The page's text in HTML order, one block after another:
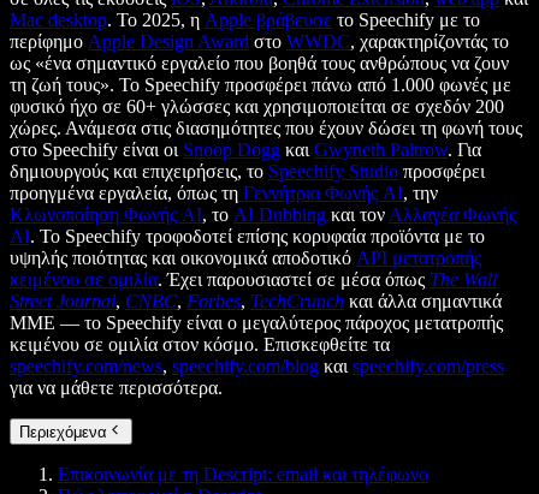
Mac desktop. Το 2025, η Apple βράβευσε το Speechify με το
περίφημο Apple Design Award στο WWDC, χαρακτηρίζοντάς το
ως «ένα σημαντικό εργαλείο που βοηθά τους ανθρώπους να ζουν
τη ζωή τους». Το Speechify προσφέρει πάνω από 1.000 φωνές με
φυσικό ήχο σε 60+ γλώσσες και χρησιμοποιείται σε σχεδόν 200
χώρες. Ανάμεσα στις διασημότητες που έχουν δώσει τη φωνή τους
στο Speechify είναι οι Snoop Dogg και Gwyneth Paltrow. Για
δημιουργούς και επιχειρήσεις, το Speechify Studio προσφέρει
προηγμένα εργαλεία, όπως τη Γεννήτρια Φωνής AI, την
Κλωνοποίηση Φωνής AI, το AI Dubbing και τον Αλλαγέα Φωνής
AI. Το Speechify τροφοδοτεί επίσης κορυφαία προϊόντα με το
υψηλής ποιότητας και οικονομικά αποδοτικό API μετατροπής
κειμένου σε ομιλία. Έχει παρουσιαστεί σε μέσα όπως The Wall
Street Journal, CNBC, Forbes, TechCrunch και άλλα σημαντικά
ΜΜΕ — το Speechify είναι ο μεγαλύτερος πάροχος μετατροπής
κειμένου σε ομιλία στον κόσμο. Επισκεφθείτε τα
speechify.com/news, speechify.com/blog και speechify.com/press
για να μάθετε περισσότερα.
Περιεχόμενα
Επικοινωνία με τη Descript: email και τηλέφωνο